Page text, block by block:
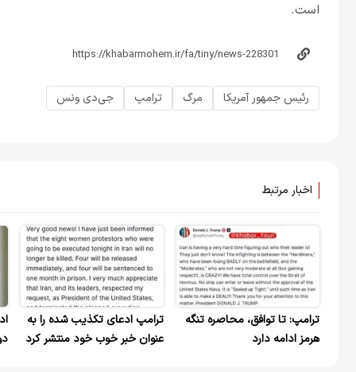
است.
رئیس جمهور آمریکا مرگ ترامپ جی‌دی ونس
اخبار مرتبط
ترامپ: تا توافق، محاصره تنگه
هرمز ادامه دارد
ترامپ ادعای تکذیب شده را به
عنوان خبر خوب خود منتشر کرد